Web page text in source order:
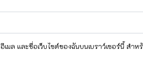
มล และชื่อเว็บไซต์ของฉันบนเบราว์เซอร์นี้ สำห